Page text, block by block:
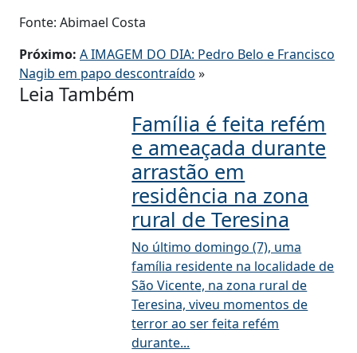
Fonte: Abimael Costa
Próximo: A IMAGEM DO DIA: Pedro Belo e Francisco
Nagib em papo descontraído »
Leia Também
Família é feita refém
e ameaçada durante
arrastão em
residência na zona
rural de Teresina
No último domingo (7), uma
família residente na localidade de
São Vicente, na zona rural de
Teresina, viveu momentos de
terror ao ser feita refém
durante...